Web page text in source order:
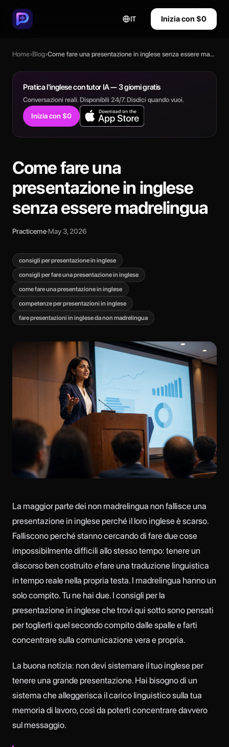
IT Inizia con $0
Home›Blog› Come fare una presentazione in inglese senza essere madrelingua
Pratica l'inglese con tutor IA — 3 giorni gratis
Conversazioni reali. Disponibili 24/7. Disdici quando vuoi.
Inizia con $0
Come fare una
presentazione in inglese
senza essere madrelingua
Practiceme·May 3, 2026
consigli per presentazione in inglese
consigli per fare una presentazione in inglese
come fare una presentazione in inglese
competenze per presentazioni in inglese
fare presentazioni in inglese da non madrelingua
La maggior parte dei non madrelingua non fallisce una
presentazione in inglese perché il loro inglese è scarso.
Falliscono perché stanno cercando di fare due cose
impossibilmente difficili allo stesso tempo: tenere un
discorso ben costruito efare una traduzione linguistica
in tempo reale nella propria testa. I madrelingua hanno un
solo compito. Tu ne hai due. I consigli per la
presentazione in inglese che trovi qui sotto sono pensati
per toglierti quel secondo compito dalle spalle e farti
concentrare sulla comunicazione vera e propria.
La buona notizia: non devi sistemare il tuo inglese per
tenere una grande presentazione. Hai bisogno di un
sistema che alleggerisca il carico linguistico sulla tua
memoria di lavoro, così da poterti concentrare davvero
sul messaggio.